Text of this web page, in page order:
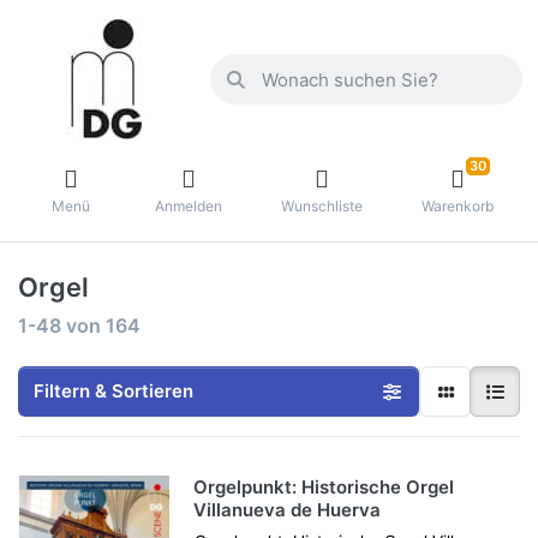
Menü Anmelden Wunschliste
30
Warenkorb
Orgel
1-48 von 164
Filtern & Sortieren
Orgelpunkt: Historische Orgel
Villanueva de Huerva